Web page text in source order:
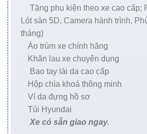
Tặng phụ kiện theo xe cao cấp;
Lót sàn 5D, Camera hành trình,
tháng)
Áo trùm xe chính hãng
Khăn lau xe chuyên dụng
Bao tay lái da cao cấp
Hộp chìa khoá thông minh
Ví da đựng hồ sơ
Túi Hyundai
Xe có sẵn giao ngay.